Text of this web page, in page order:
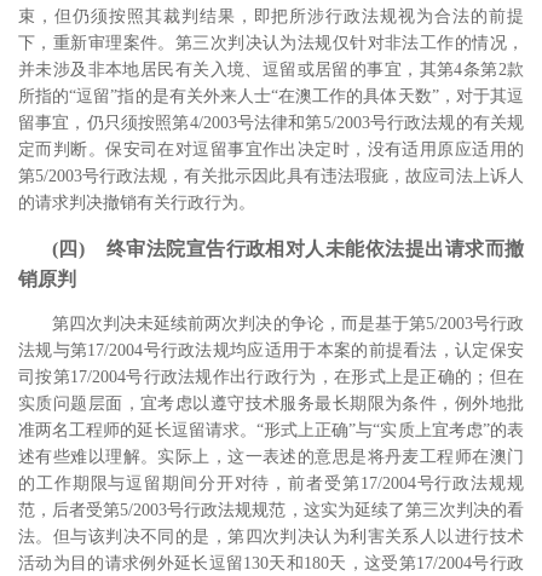
束，但仍须按照其裁判结果，即把所涉行政法规视为合法的前提
下，重新审理案件。第三次判决认为法规仅针对非法工作的情况，
并未涉及非本地居民有关入境、逗留或居留的事宜，其第4条第2款
所指的“逗留”指的是有关外来人士“在澳工作的具体天数”，对于其逗
留事宜，仍只须按照第4/2003号法律和第5/2003号行政法规的有关规
定而判断。保安司在对逗留事宜作出决定时，没有适用原应适用的
第5/2003号行政法规，有关批示因此具有违法瑕疵，故应司法上诉人
的请求判决撤销有关行政行为。
(四) 终审法院宣告行政相对人未能依法提出请求而撤
销原判
第四次判决未延续前两次判决的争论，而是基于第5/2003号行政
法规与第17/2004号行政法规均应适用于本案的前提看法，认定保安
司按第17/2004号行政法规作出行政行为，在形式上是正确的；但在
实质问题层面，宜考虑以遵守技术服务最长期限为条件，例外地批
准两名工程师的延长逗留请求。 “形式上正确”与“实质上宜考虑”的表
述有些难以理解。实际上，这一表述的意思是将丹麦工程师在澳门
的工作期限与逗留期间分开对待，前者受第17/2004号行政法规规
范，后者受第5/2003号行政法规规范，这实为延续了第三次判决的看
法。但与该判决不同的是，第四次判决认为利害关系人以进行技术
活动为目的请求例外延长逗留130天和180天，这受第17/2004号行政